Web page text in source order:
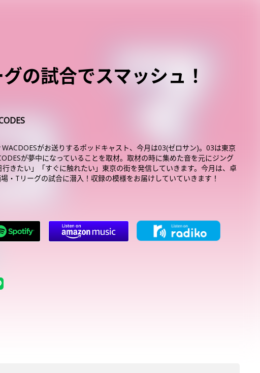
の試合でスマッシュ！
がお送りするポッドキャスト、今月は03(ゼロサン)。03は東京
が夢中になっていることを取材。取材の時に集めた音を元にジング
きたい」「すぐに触れたい」東京の街を発信していきます。今月は、卓
・Tリーグの試合に潜入！収録の模様をお届けしていていきます！